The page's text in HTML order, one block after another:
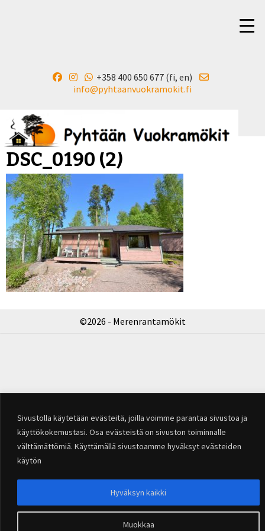
Sivustolla käytetään evästeitä, joilla voimme parantaa sivustoa ja
käyttökokemustasi. Osa evästeistä on sivuston toiminnalle
välttämättömiä. Käyttämällä sivustoamme hyväksyt evästeiden
käytön
Muokkaa
Hyväksyn kaikki
+358 400 650 677 (fi, en)
info@pyhtaanvuokramokit.fi
DSC_0190 (2)
©2026 - Merenrantamökit